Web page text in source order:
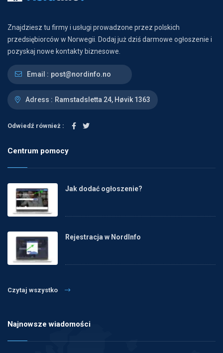
Znajdziesz tu firmy i usługi prowadzone przez polskich
przedsiębiorców w Norwegii. Dodaj już dziś darmowe ogłoszenie i
pozyskaj nowe kontakty biznesowe.
Email : post@nordinfo.no
Adress : Ramstadsletta 24, Høvik 1363
Odwiedź również :
Centrum pomocy
Jak dodać ogłoszenie?
Rejestracja w NordInfo
Czytaj wszystko
Najnowsze wiadomości